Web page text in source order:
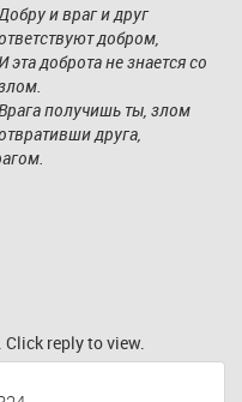
Добру и враг и друг
добром,
И эта доброта не знается со
Врага получишь ты, злом
друга,
reply to view.